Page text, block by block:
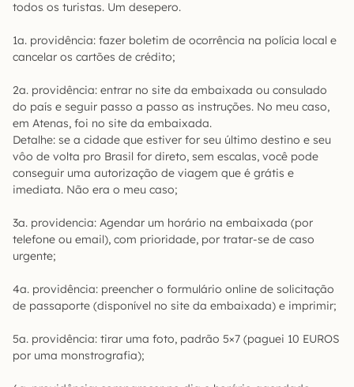
todos os turistas. Um desepero.
1a. providência: fazer boletim de ocorrência na polícia local e
cancelar os cartões de crédito;
2a. providência: entrar no site da embaixada ou consulado
do país e seguir passo a passo as instruções. No meu caso,
em Atenas, foi no site da embaixada.
Detalhe: se a cidade que estiver for seu último destino e seu
vôo de volta pro Brasil for direto, sem escalas, você pode
conseguir uma autorização de viagem que é grátis e
imediata. Não era o meu caso;
3a. providencia: Agendar um horário na embaixada (por
telefone ou email), com prioridade, por tratar-se de caso
urgente;
4a. providência: preencher o formulário online de solicitação
de passaporte (disponível no site da embaixada) e imprimir;
5a. providência: tirar uma foto, padrão 5×7 (paguei 10 EUROS
por uma monstrografia);